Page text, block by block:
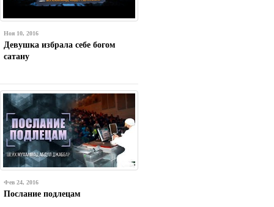
Ноя 10, 2016
Девушка избрала себе богом
сатану
Фев 24, 2016
Послание подлецам